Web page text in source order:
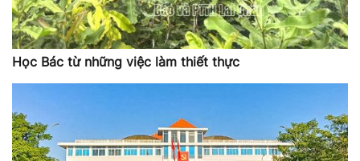
Học Bác từ những việc làm thiết thực